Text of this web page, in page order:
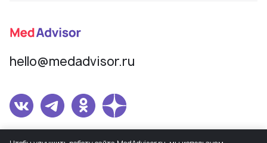
hello@medadvisor.ru